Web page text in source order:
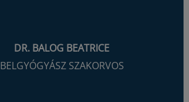
DR. BALOG BEATRICE
BELGYÓGYÁSZ SZAKORVOS